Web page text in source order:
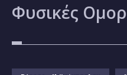
Φυσικές